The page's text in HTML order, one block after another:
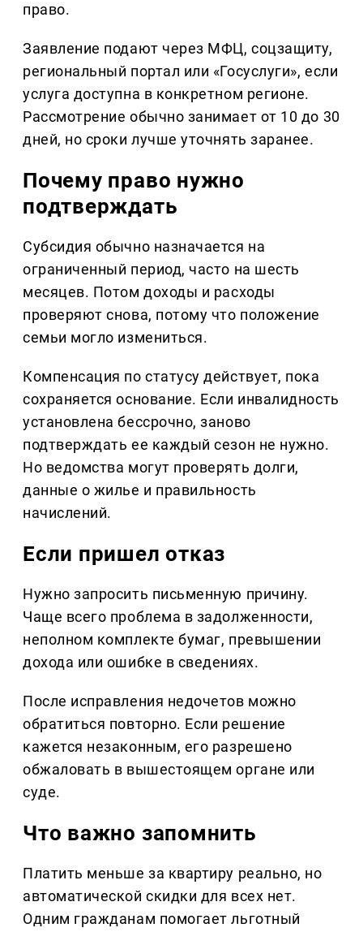
право.
Заявление подают через МФЦ, соцзащиту,
региональный портал или «Госуслуги», если
услуга доступна в конкретном регионе.
Рассмотрение обычно занимает от 10 до 30
дней, но сроки лучше уточнять заранее.
Почему право нужно
подтверждать
Субсидия обычно назначается на
ограниченный период, часто на шесть
месяцев. Потом доходы и расходы
проверяют снова, потому что положение
семьи могло измениться.
Компенсация по статусу действует, пока
сохраняется основание. Если инвалидность
установлена бессрочно, заново
подтверждать ее каждый сезон не нужно.
Но ведомства могут проверять долги,
данные о жилье и правильность
начислений.
Если пришел отказ
Нужно запросить письменную причину.
Чаще всего проблема в задолженности,
неполном комплекте бумаг, превышении
дохода или ошибке в сведениях.
После исправления недочетов можно
обратиться повторно. Если решение
кажется незаконным, его разрешено
обжаловать в вышестоящем органе или
суде.
Что важно запомнить
Платить меньше за квартиру реально, но
автоматической скидки для всех нет.
Одним гражданам помогает льготный